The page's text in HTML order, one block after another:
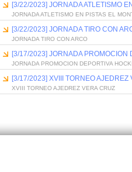
[3/22/2023] JORNADA ATLETISMO
JORNADA ATLETISMO EN PISTAS EL
[3/22/2023] JORNADA TIRO CON
JORNADA TIRO CON ARCO
[3/17/2023] JORNADA
JORNADA PROMOCION DEPORTIVA
[3/17/2023] XVIII TORNEO AJEDREZ
XVIII TORNEO AJEDREZ VERA CRUZ